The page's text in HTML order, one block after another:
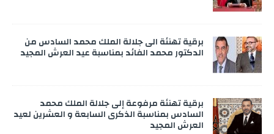
برقية تهنئة الى جلالة الملك محمد السادس من
الدكتور محمد الفائد بمناسبة عيد العرش المجيد
برقية تهنئة مرفوعة إلى جلالة الملك محمد
السادس بمناسبة الذكرى السابعة و العشرين لعيد
العرش المجيد